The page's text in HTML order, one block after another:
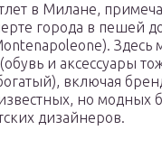
в Милане,
города в пешей
Здесь
и аксессуары
включая
но модных
дизайнеров.